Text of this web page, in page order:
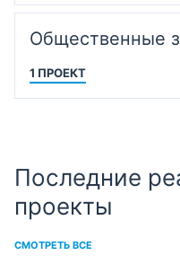
Общественные
1 ПРОЕКТ
Последние
проекты
СМОТРЕТЬ ВСЕ